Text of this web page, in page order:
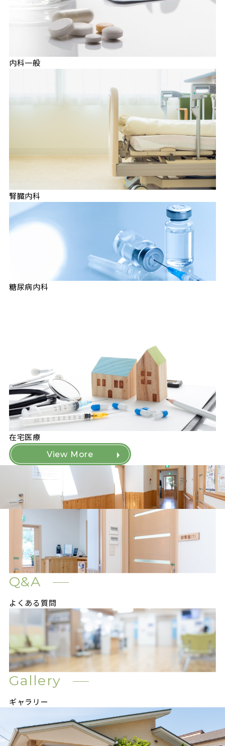
内科一般
腎臓内科
糖尿病内科
在宅医療
View More
Q&A
よくある質問
Gallery
ギャラリー